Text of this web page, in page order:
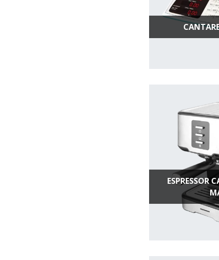
ESPRESSOR